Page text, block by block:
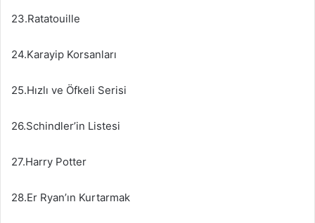
23.Ratatouille
24.Karayip Korsanları
25.Hızlı ve Öfkeli Serisi
26.Schindler’in Listesi
27.Harry Potter
28.Er Ryan’ın Kurtarmak